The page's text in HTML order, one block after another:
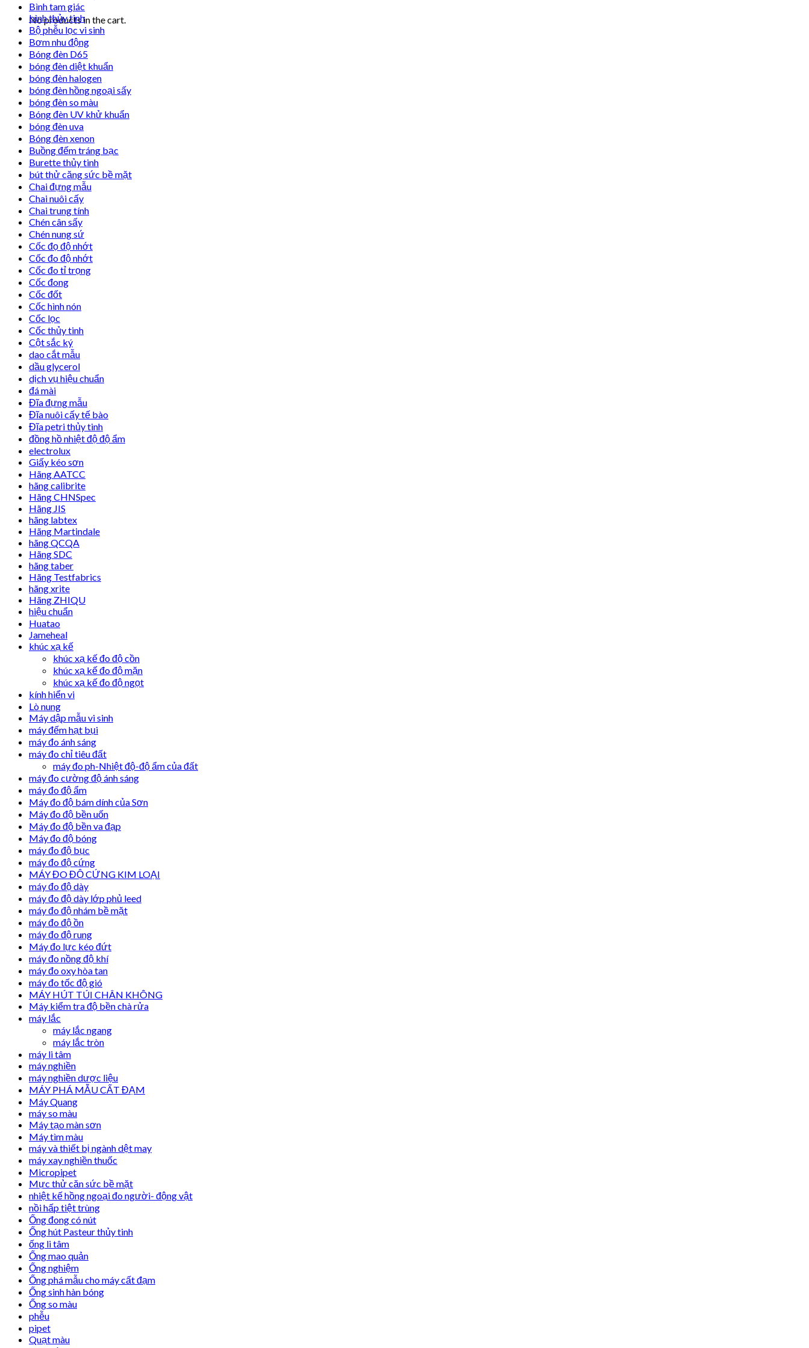
No products in the cart.
Bình tam giác
bình thủy tinh
Bộ phễu lọc vi sinh
Bơm nhu động
Bóng đèn D65
bóng đèn diệt khuẩn
bóng đèn halogen
bóng đèn hồng ngoại sấy
bóng đèn so màu
Bóng đèn UV khử khuẩn
bóng đèn uva
Bóng đèn xenon
Buồng đếm tráng bạc
Burette thủy tinh
bút thử căng sức bề mặt
Chai đựng mẫu
Chai nuôi cấy
Chai trung tính
Chén cân sấy
Chén nung sứ
Cốc đọ độ nhớt
Cốc đo độ nhớt
Cốc đo tỉ trọng
Cốc đong
Cốc đốt
Cốc hình nón
Cốc lọc
Cốc thủy tinh
Cột sắc ký
dao cắt mẫu
dầu glycerol
dịch vụ hiệu chuẩn
đá mài
Đĩa đựng mẫu
Đĩa nuôi cấy tế bào
Đĩa petri thủy tinh
đồng hồ nhiệt độ độ ẩm
electrolux
Giấy kéo sơn
Hãng AATCC
hãng calibrite
Hãng CHNSpec
Hãng JIS
hãng labtex
Hãng Martindale
hãng QCQA
Hãng SDC
hãng taber
Hãng Testfabrics
hãng xrite
Hãng ZHIQU
hiệu chuẩn
Huatao
Jameheal
khúc xạ kế
khúc xạ kế đo độ cồn
khúc xạ kế đo độ mặn
khúc xạ kế đo độ ngọt
kính hiển vi
Lò nung
Máy dập mẫu vi sinh
máy đếm hạt bụi
máy đo ánh sáng
máy đo chỉ tiêu đất
máy đo ph-Nhiệt độ-độ ẩm của đất
máy đo cường độ ánh sáng
máy đo độ ẩm
Máy đo độ bám dính của Sơn
Máy đo độ bền uốn
Máy đo độ bền va đạp
Máy đo độ bóng
máy đo độ bục
máy đo độ cứng
MÁY ĐO ĐỘ CỨNG KIM LOẠI
máy đo độ dày
máy đo độ dày lớp phủ leed
máy đo độ nhám bề mặt
máy đo độ ồn
máy đo độ rung
Máy đo lực kéo đứt
máy đo nồng độ khí
máy đo oxy hòa tan
máy đo tốc độ gió
MÁY HÚT TÚI CHÂN KHÔNG
Máy kiểm tra độ bền chà rửa
máy lắc
máy lắc ngang
máy lắc tròn
máy li tâm
máy nghiền
máy nghiền dược liệu
MÁY PHÁ MẪU CẤT ĐẠM
Máy Quang
máy so màu
Máy tạo màn sơn
Máy tìm màu
máy và thiết bị ngành dệt may
máy xay nghiền thuốc
Micropipet
Mực thử căn sức bề mặt
nhiệt kế hồng ngoại đo người- động vật
nồi hấp tiệt trùng
Ống đong có nút
Ống hút Pasteur thủy tinh
ống li tâm
Ống mao quản
Ống nghiệm
Ống phá mẫu cho máy cất đạm
Ống sinh hàn bóng
Ống so màu
phễu
pipet
Quạt màu